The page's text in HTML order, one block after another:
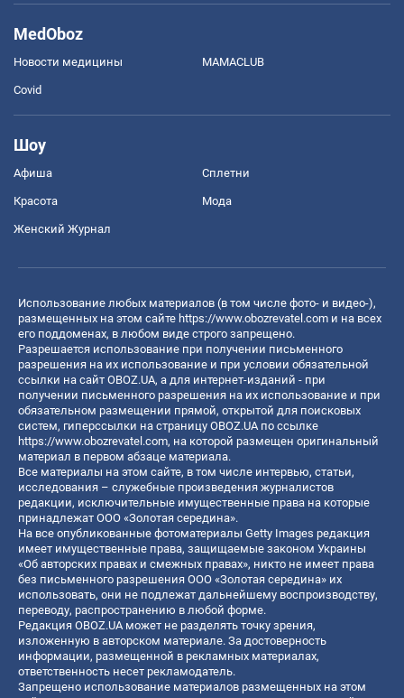
MedOboz
Новости медицины MAMACLUB
Covid
Шоу
Афиша Сплетни
Красота Мода
Женский Журнал
Использование любых материалов (в том числе фото- и видео-),
размещенных на этом сайте https://www.obozrevatel.com и на всех
его поддоменах, в любом виде строго запрещено.
Разрешается использование при получении письменного
разрешения на их использование и при условии обязательной
ссылки на сайт OBOZ.UA, а для интернет-изданий - при
получении письменного разрешения на их использование и при
обязательном размещении прямой, открытой для поисковых
систем, гиперссылки на страницу OBOZ.UA по ссылке
https://www.obozrevatel.com, на которой размещен оригинальный
материал в первом абзаце материала.
Все материалы на этом сайте, в том числе интервью, статьи,
исследования – служебные произведения журналистов
редакции, исключительные имущественные права на которые
принадлежат ООО «Золотая середина».
На все опубликованные фотоматериалы Getty Images редакция
имеет имущественные права, защищаемые законом Украины
«Об авторских правах и смежных правах», никто не имеет права
без письменного разрешения ООО «Золотая середина» их
использовать, они не подлежат дальнейшему воспроизводству,
переводу, распространению в любой форме.
Редакция OBOZ.UA может не разделять точку зрения,
изложенную в авторском материале. За достоверность
информации, размещенной в рекламных материалах,
ответственность несет рекламодатель.
Запрещено использование материалов размещенных на этом